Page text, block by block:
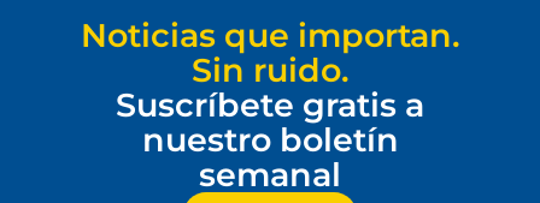
Noticias que importan.
Sin ruido.
Suscríbete gratis a
nuestro boletín
semanal